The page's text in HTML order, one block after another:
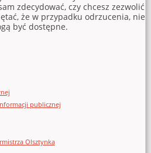
publicznej
Olsztynka
zdecydować, czy chcesz zezwolić
że w przypadku odrzucenia, nie
być dostępne.